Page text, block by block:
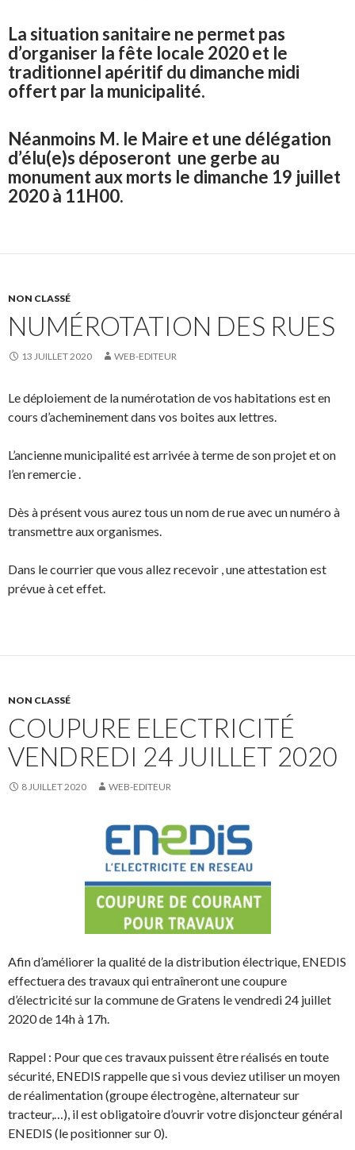
La situation sanitaire ne permet pas
d’organiser la fête locale 2020 et le
traditionnel apéritif du dimanche midi
offert par la municipalité.
Néanmoins M. le Maire et une délégation
d’élu(e)s déposeront une gerbe au
monument aux morts le dimanche 19 juillet
2020 à 11H00.
NON CLASSÉ
NUMÉROTATION DES RUES
13 JUILLET 2020 WEB-EDITEUR
Le déploiement de la numérotation de vos habitations est en
cours d’acheminement dans vos boites aux lettres.
L’ancienne municipalité est arrivée à terme de son projet et on
l’en remercie .
Dès à présent vous aurez tous un nom de rue avec un numéro à
transmettre aux organismes.
Dans le courrier que vous allez recevoir , une attestation est
prévue à cet effet.
NON CLASSÉ
COUPURE ELECTRICITÉ
VENDREDI 24 JUILLET 2020
8 JUILLET 2020 WEB-EDITEUR
Afin d’améliorer la qualité de la distribution électrique, ENEDIS
effectuera des travaux qui entraîneront une coupure
d’électricité sur la commune de Gratens le vendredi 24 juillet
2020 de 14h à 17h.
Rappel : Pour que ces travaux puissent être réalisés en toute
sécurité, ENEDIS rappelle que si vous deviez utiliser un moyen
de réalimentation (groupe électrogène, alternateur sur
tracteur,…), il est obligatoire d’ouvrir votre disjoncteur général
ENEDIS (le positionner sur 0).